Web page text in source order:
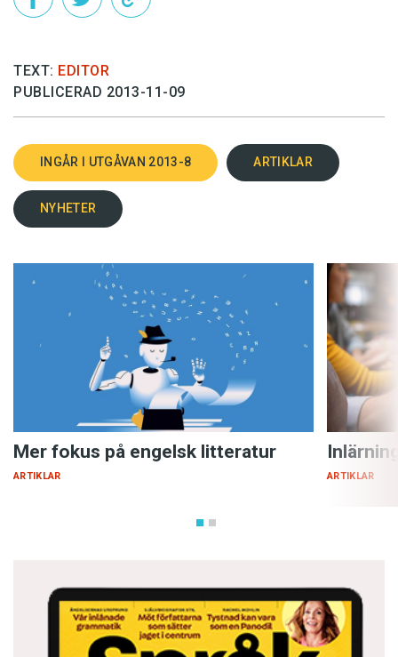
TEXT: EDITOR
PUBLICERAD 2013-11-09
INGÅR I UTGÅVAN 2013-8 ARTIKLAR
NYHETER
Mer fokus på engelsk litteratur
ARTIKLAR ARTIKLAR